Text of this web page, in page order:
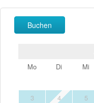
Buchen
Mo
Di Mi
3
4 5